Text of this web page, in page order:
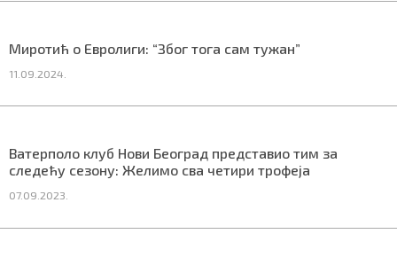
Миротић о Евролиги: “Због тога сам тужан”
11.09.2024.
Ватерполо клуб Нови Београд представио тим за
следећу сезону: Желимо сва четири трофеја
07.09.2023.
СПЕЦИЈАЛИ
СВЕТ